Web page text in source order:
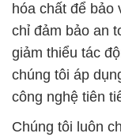
hóa chất để
chỉ đảm bảo an
giảm thiểu tác
chúng tôi áp
công nghệ tiên
Chúng tôi luôn